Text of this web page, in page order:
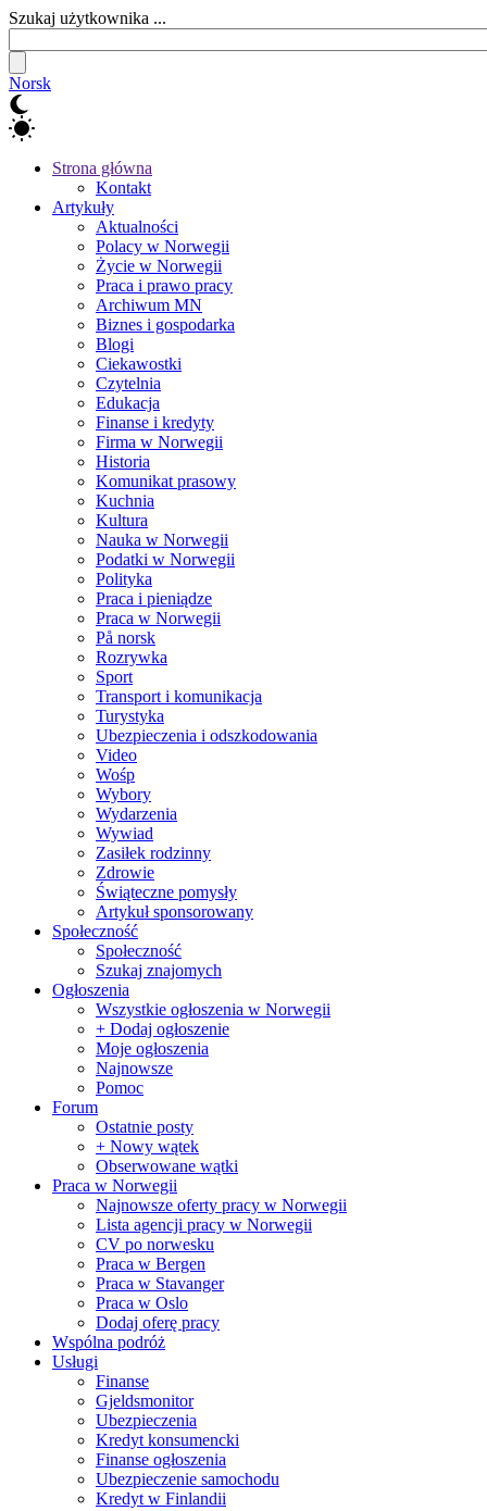
Szukaj użytkownika ...
Norsk
Strona główna
Kontakt
Artykuły
Aktualności
Polacy w Norwegii
Życie w Norwegii
Praca i prawo pracy
Archiwum MN
Biznes i gospodarka
Blogi
Ciekawostki
Czytelnia
Edukacja
Finanse i kredyty
Firma w Norwegii
Historia
Komunikat prasowy
Kuchnia
Kultura
Nauka w Norwegii
Podatki w Norwegii
Polityka
Praca i pieniądze
Praca w Norwegii
På norsk
Rozrywka
Sport
Transport i komunikacja
Turystyka
Ubezpieczenia i odszkodowania
Video
Wośp
Wybory
Wydarzenia
Wywiad
Zasiłek rodzinny
Zdrowie
Świąteczne pomysły
Artykuł sponsorowany
Społeczność
Społeczność
Szukaj znajomych
Ogłoszenia
Wszystkie ogłoszenia w Norwegii
+ Dodaj ogłoszenie
Moje ogłoszenia
Najnowsze
Pomoc
Forum
Ostatnie posty
+ Nowy wątek
Obserwowane wątki
Praca w Norwegii
Najnowsze oferty pracy w Norwegii
Lista agencji pracy w Norwegii
CV po norwesku
Praca w Bergen
Praca w Stavanger
Praca w Oslo
Dodaj oferę pracy
Wspólna podróż
Usługi
Finanse
Gjeldsmonitor
Ubezpieczenia
Kredyt konsumencki
Finanse ogłoszenia
Ubezpieczenie samochodu
Kredyt w Finlandii